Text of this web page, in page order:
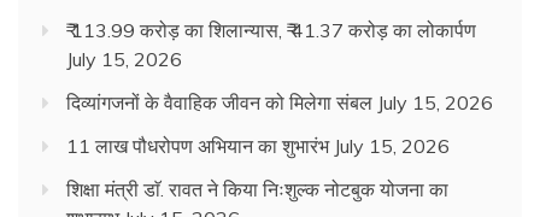
₹ 113.99 करोड़ का शिलान्यास, ₹ 41.37 करोड़ का लोकार्पण
July 15, 2026
दिव्यांगजनों के वैवाहिक जीवन को मिलेगा संबल July 15, 2026
11 लाख पौधरोपण अभियान का शुभारंभ July 15, 2026
शिक्षा मंत्री डाॅ. रावत ने किया निःशुल्क नोटबुक योजना का